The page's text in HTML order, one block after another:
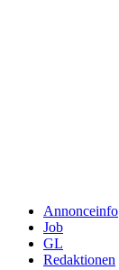
Annonceinfo
Job
GL
Redaktionen